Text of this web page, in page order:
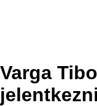
Varga